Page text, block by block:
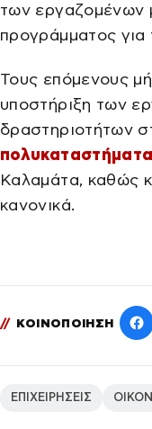
των εργαζομένων
προγράμματος για
Τους επόμενους
υποστήριξη των
δραστηριοτήτων
πολυκαταστήματα
Καλαμάτα, καθώς
κανονικά.
// ΚΟΙΝΟΠΟΙΗΣΗ
ΕΠΙΧΕΙΡΗΣΕΙΣ